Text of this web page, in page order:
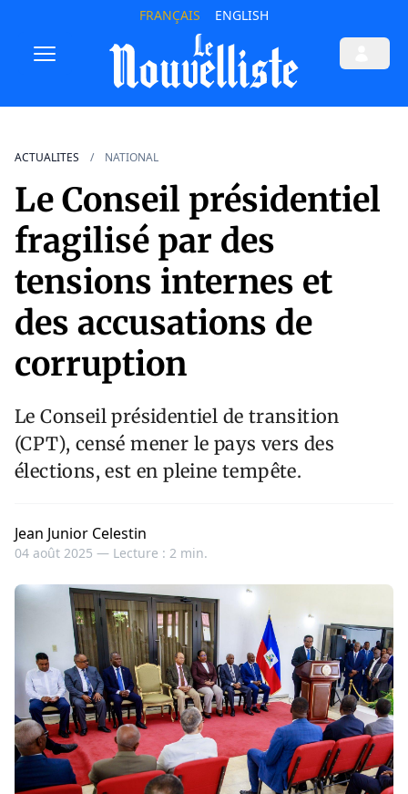
FRANÇAIS ENGLISH
ACTUALITES NATIONAL
Le Conseil présidentiel
fragilisé par des
tensions internes et
des accusations de
corruption
Le Conseil présidentiel de transition
(CPT), censé mener le pays vers des
élections, est en pleine tempête.
Jean Junior Celestin
04 août 2025 — Lecture : 2 min.